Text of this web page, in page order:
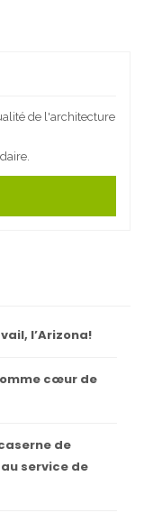
de l'architecture
l’Arizona!
cœur de
de
service de